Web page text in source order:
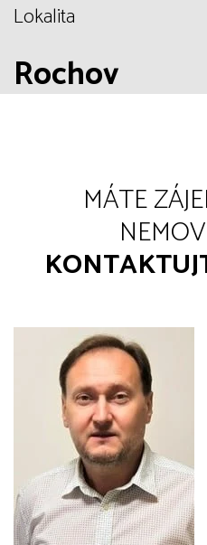
Lokalita
Rochov
MÁTE